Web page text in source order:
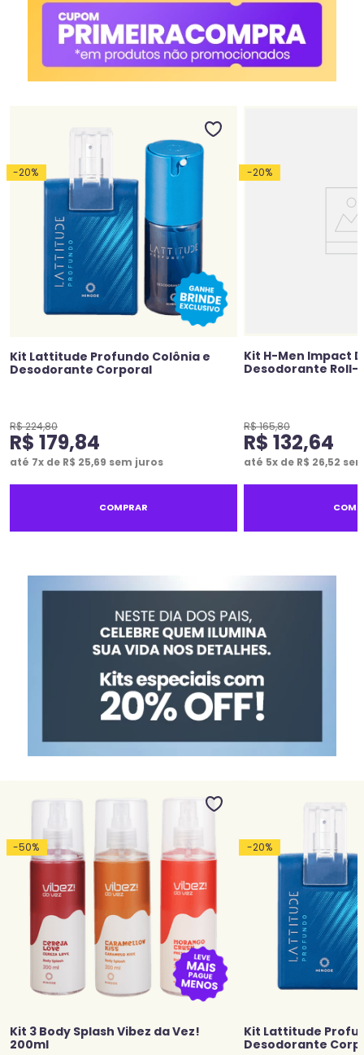
-20%
Kit Lattitude Profundo Colônia e
Desodorante Corporal
R$224,80
R$ 179,84
até 7x de R$ 25,69 sem juros
COMPRAR
-20%
Kit H-Men Impact
Desodorante Roll-
R$165,80
R$ 132,64
até 5x de R$ 26,52
-50%
Kit 3 Body Splash Vibez da Vez!
200ml
-20%
Kit Lattitude
Desodorante